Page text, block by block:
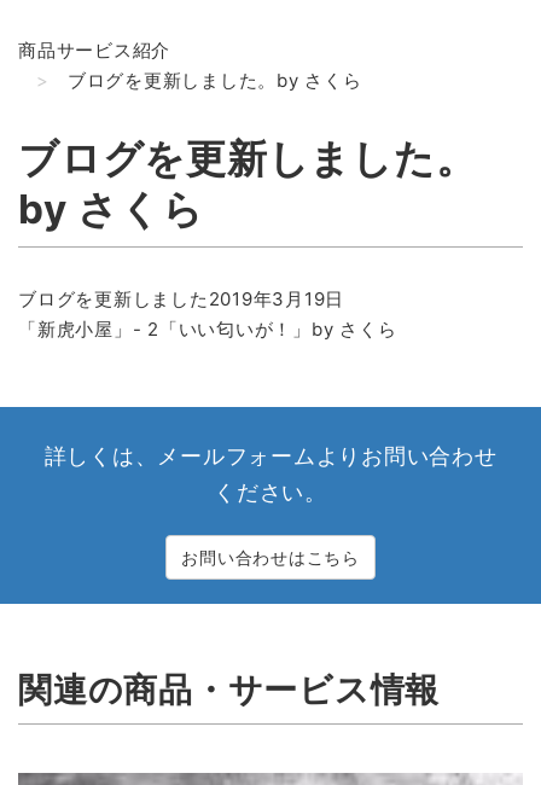
商品サービス紹介
ブログを更新しました。by さくら
ブログを更新しました。
by さくら
ブログを更新しました2019年3月19日
「新虎小屋」- 2「いい匂いが！」by さくら
詳しくは、メールフォームよりお問い合わせ
ください。
お問い合わせはこちら
関連の商品・サービス情報